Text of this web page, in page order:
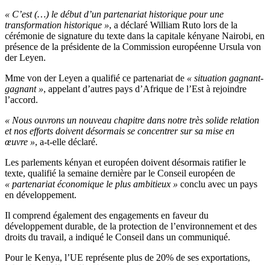
« C’est (…) le début d’un partenariat historique pour une
transformation historique », a déclaré William Ruto lors de la
cérémonie de signature du texte dans la capitale kényane Nairobi, en
présence de la présidente de la Commission européenne Ursula von
der Leyen.
Mme von der Leyen a qualifié ce partenariat de « situation gagnant-
gagnant », appelant d’autres pays d’Afrique de l’Est à rejoindre
l’accord.
« Nous ouvrons un nouveau chapitre dans notre très solide relation
et nos efforts doivent désormais se concentrer sur sa mise en
œuvre », a-t-elle déclaré.
Les parlements kényan et européen doivent désormais ratifier le
texte, qualifié la semaine dernière par le Conseil européen de
« partenariat économique le plus ambitieux » conclu avec un pays
en développement.
Il comprend également des engagements en faveur du
développement durable, de la protection de l’environnement et des
droits du travail, a indiqué le Conseil dans un communiqué.
Pour le Kenya, l’UE représente plus de 20% de ses exportations,